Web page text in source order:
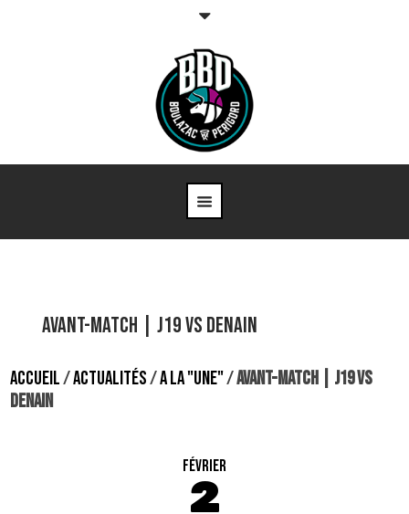
Avant-match | J19 vs Denain
ACCUEIL/ACTUALITÉS/A LA "UNE"/AVANT-MATCH | J19 VS
DENAIN
FÉVRIER
2